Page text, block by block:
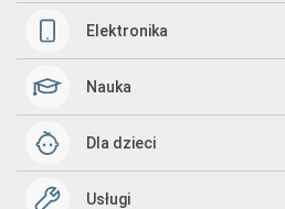
Elektronika
Nauka
Dla dzieci
Usługi